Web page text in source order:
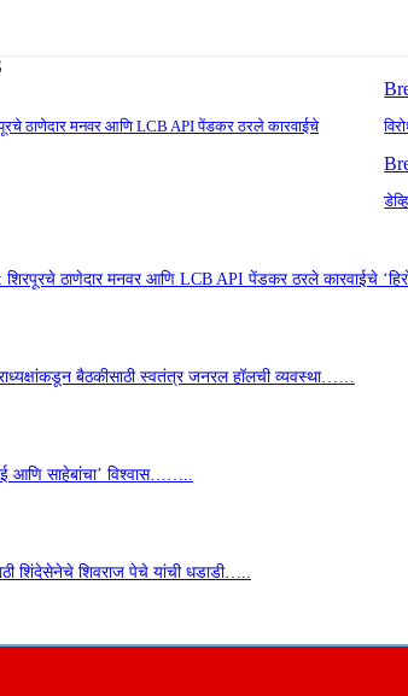
ठाणेदार मनवर आणि LCB API पेंडकर ठरले कारवाईचे
शिरपूरचे ठाणेदार मनवर आणि LCB API पेंडकर ठरले कारवाईचे
बैठकीसाठी स्वतंत्र जनरल हॉलची व्यवस्था……
आणि साहेबांचा’ विश्वास……..
शिंदेसेनेचे शिवराज पेचे यांची धडाडी…..